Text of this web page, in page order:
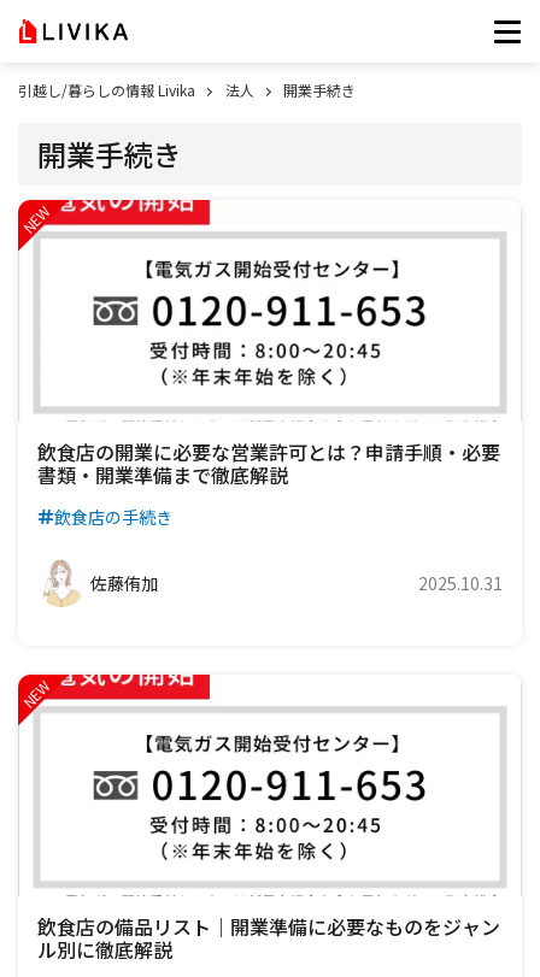
引越し/暮らしの情報 Livika 法人 開業手続き
開業手続き
飲食店の開業に必要な営業許可とは？申請手順・必要
書類・開業準備まで徹底解説
飲食店の手続き
佐藤侑加 2025.10.31
飲食店の備品リスト｜開業準備に必要なものをジャン
ル別に徹底解説